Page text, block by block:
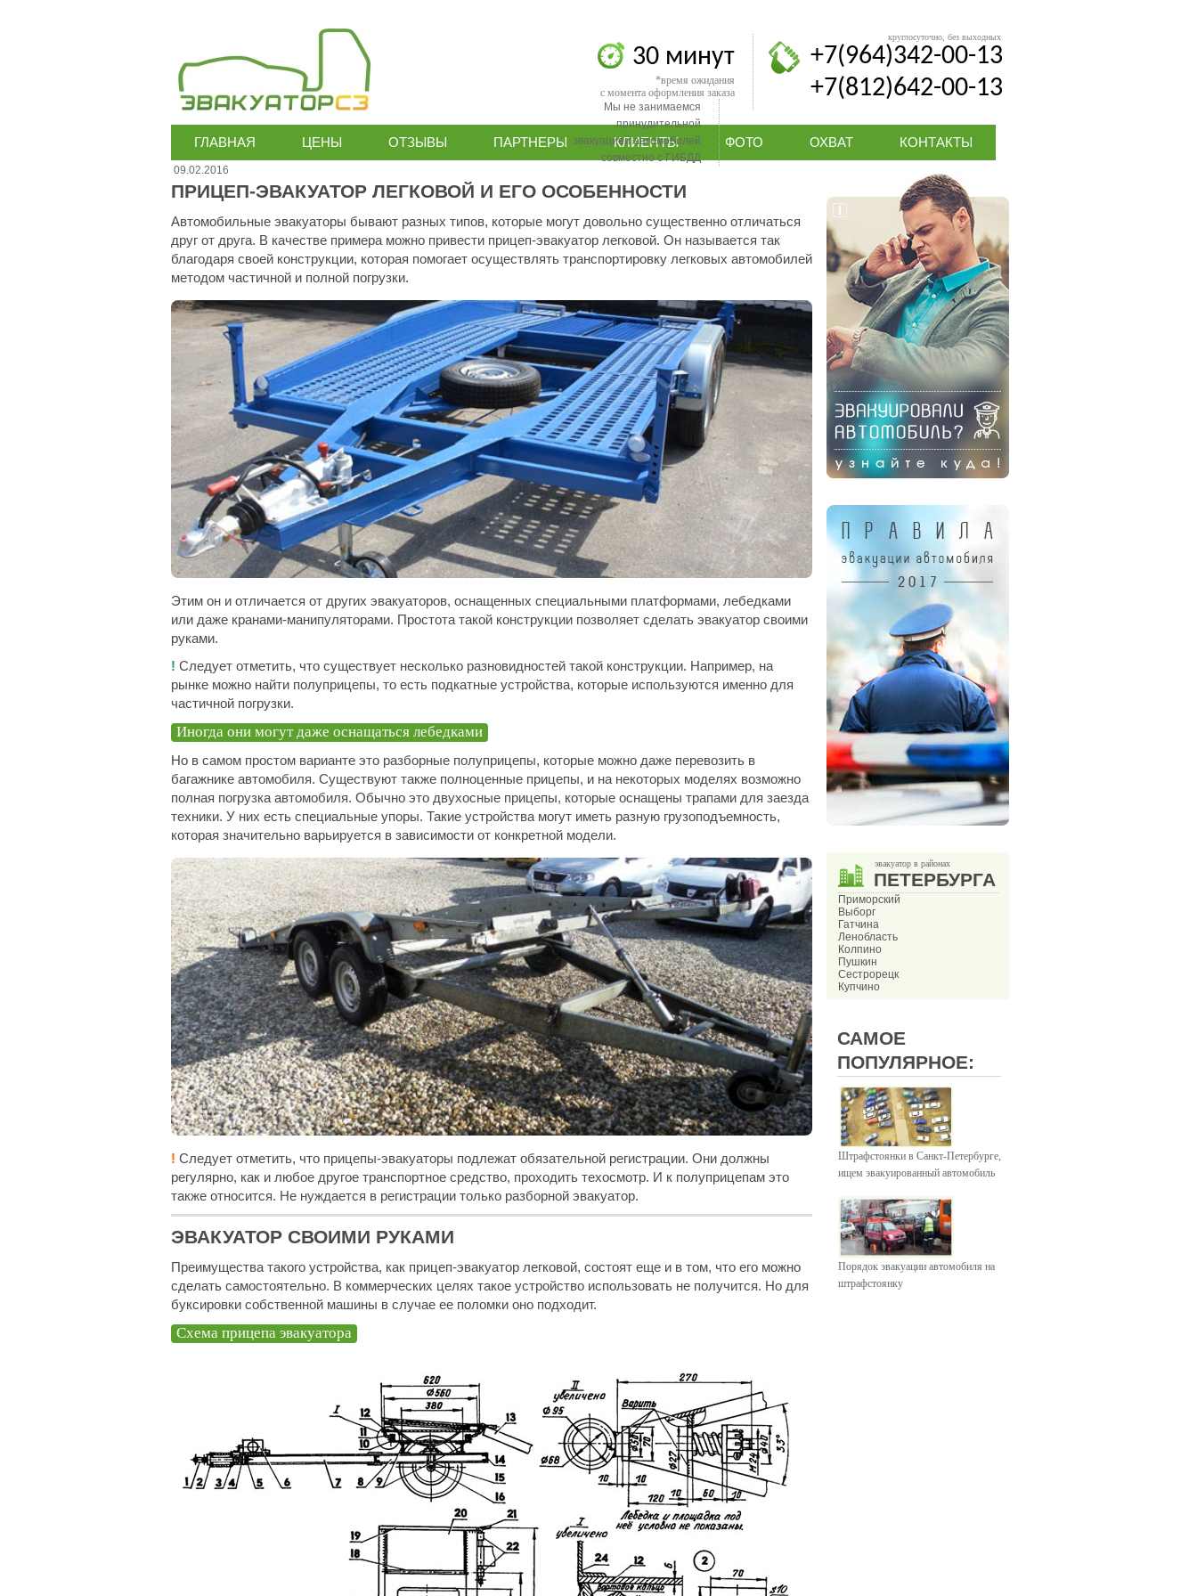
круглосуточно, без выходных
+7(964)342-00-13
+7(812)642-00-13
30 минут
*время ожидания
с момента оформления заказа
Мы не занимаемся
принудительной
эвакуацией автомобилей
совместно с ГИБДД
ГЛАВНАЯ ЦЕНЫ ОТЗЫВЫ ПАРТНЕРЫ КЛИЕНТЫ ФОТО ОХВАТ КОНТАКТЫ
09.02.2016
ПРИЦЕП-ЭВАКУАТОР ЛЕГКОВОЙ И ЕГО ОСОБЕННОСТИ
Автомобильные эвакуаторы бывают разных типов, которые могут довольно существенно отличаться
друг от друга. В качестве примера можно привести прицеп-эвакуатор легковой. Он называется так
благодаря своей конструкции, которая помогает осуществлять транспортировку легковых автомобилей
методом частичной и полной погрузки.
Этим он и отличается от других эвакуаторов, оснащенных специальными платформами, лебедками
или даже кранами-манипуляторами. Простота такой конструкции позволяет сделать эвакуатор своими
руками.
! Следует отметить, что существует несколько разновидностей такой конструкции. Например, на
рынке можно найти полуприцепы, то есть подкатные устройства, которые используются именно для
частичной погрузки.
Иногда они могут даже оснащаться лебедками
Но в самом простом варианте это разборные полуприцепы, которые можно даже перевозить в
багажнике автомобиля. Существуют также полноценные прицепы, и на некоторых моделях возможно
полная погрузка автомобиля. Обычно это двухосные прицепы, которые оснащены трапами для заезда
техники. У них есть специальные упоры. Такие устройства могут иметь разную грузоподъемность,
которая значительно варьируется в зависимости от конкретной модели.
! Следует отметить, что прицепы-эвакуаторы подлежат обязательной регистрации. Они должны
регулярно, как и любое другое транспортное средство, проходить техосмотр. И к полуприцепам это
также относится. Не нуждается в регистрации только разборной эвакуатор.
ЭВАКУАТОР СВОИМИ РУКАМИ
Преимущества такого устройства, как прицеп-эвакуатор легковой, состоят еще и в том, что его можно
сделать самостоятельно. В коммерческих целях такое устройство использовать не получится. Но для
буксировки собственной машины в случае ее поломки оно подходит.
Схема прицепа эвакуатора
эвакуатор в районах
ПЕТЕРБУРГА
Приморский
Выборг
Гатчина
Ленобласть
Колпино
Пушкин
Сестрорецк
Купчино
САМОЕ
ПОПУЛЯРНОЕ:
Штрафстоянки в Санкт-Петербурге,
ищем эвакуированный автомобиль
Порядок эвакуации автомобиля на
штрафстоянку